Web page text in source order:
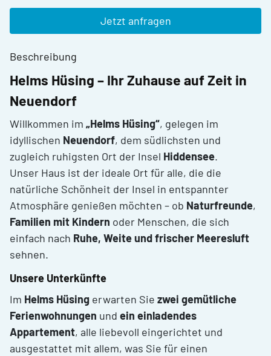
Jetzt anfragen
Beschreibung
Helms Hüsing – Ihr Zuhause auf Zeit in
Neuendorf
Willkommen im „Helms Hüsing“, gelegen im
idyllischen Neuendorf, dem südlichsten und
zugleich ruhigsten Ort der Insel Hiddensee.
Unser Haus ist der ideale Ort für alle, die die
natürliche Schönheit der Insel in entspannter
Atmosphäre genießen möchten – ob Naturfreunde,
Familien mit Kindern oder Menschen, die sich
einfach nach Ruhe, Weite und frischer Meeresluft
sehnen.
Unsere Unterkünfte
Im Helms Hüsing erwarten Sie zwei gemütliche
Ferienwohnungen und ein einladendes
Appartement, alle liebevoll eingerichtet und
ausgestattet mit allem, was Sie für einen